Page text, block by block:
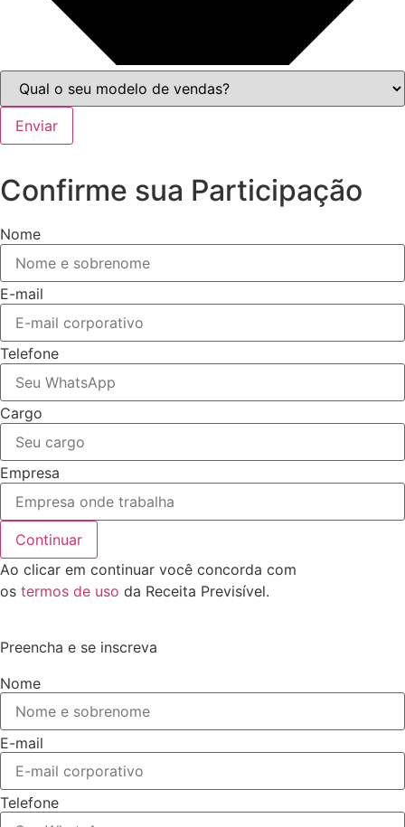
Enviar
Confirme sua Participação
Nome
E-mail
Telefone
Cargo
Empresa
Continuar
Ao clicar em continuar você concorda com
os termos de uso da Receita Previsível.
Preencha e se inscreva
Nome
E-mail
Telefone